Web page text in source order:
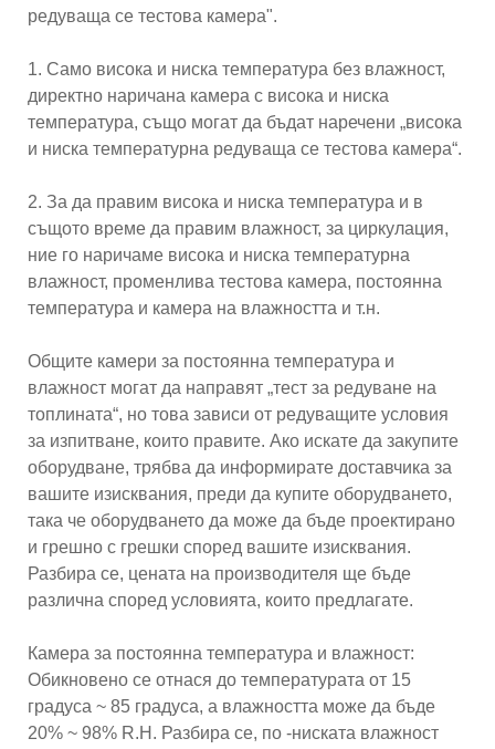
редуваща се тестова камера".
1. Само висока и ниска температура без влажност,
директно наричана камера с висока и ниска
температура, също могат да бъдат наречени „висока
и ниска температурна редуваща се тестова камера“.
2. За да правим висока и ниска температура и в
същото време да правим влажност, за циркулация,
ние го наричаме висока и ниска температурна
влажност, променлива тестова камера, постоянна
температура и камера на влажността и т.н.
Общите камери за постоянна температура и
влажност могат да направят „тест за редуване на
топлината“, но това зависи от редуващите условия
за изпитване, които правите. Ако искате да закупите
оборудване, трябва да информирате доставчика за
вашите изисквания, преди да купите оборудването,
така че оборудването да може да бъде проектирано
и грешно с грешки според вашите изисквания.
Разбира се, цената на производителя ще бъде
различна според условията, които предлагате.
Камера за постоянна температура и влажност:
Обикновено се отнася до температурата от 15
градуса ~ 85 градуса, а влажността може да бъде
20% ~ 98% R.H. Разбира се, по -ниската влажност